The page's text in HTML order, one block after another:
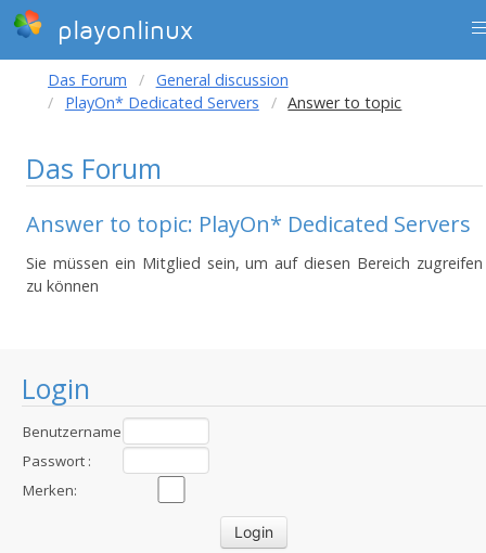
playonlinux
Login
Benutzername
:Passwort :
Merken:
Das Forum
General discussion
PlayOn* Dedicated Servers
Answer to topic
Das Forum
Answer to topic: PlayOn* Dedicated Servers
Sie müssen ein Mitglied sein, um auf diesen Bereich zugreifen
zu können